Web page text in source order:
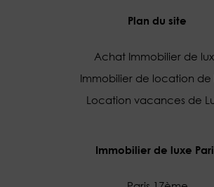
Plan du site
Achat Immobilier de
Immobilier de location de
Location vacances de
Immobilier de luxe